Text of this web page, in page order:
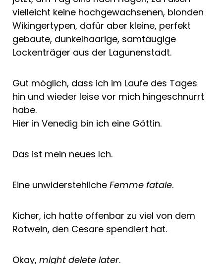
vielleicht keine hochgewachsenen, blonden
Wikingertypen, dafür aber kleine, perfekt
gebaute, dunkelhaarige, samtäugige
Lockenträger aus der Lagunenstadt.
Gut möglich, dass ich im Laufe des Tages
hin und wieder leise vor mich hingeschnurrt
habe.
Hier in Venedig bin ich eine Göttin.
Das ist mein neues Ich.
Eine unwiderstehliche Femme fatale.
Kicher, ich hatte offenbar zu viel von dem
Rotwein, den Cesare spendiert hat.
Okay, might delete later.